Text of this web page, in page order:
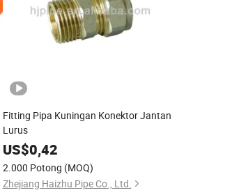
Fitting Pipa Kuningan Konektor Jantan
Lurus
US$0,42
2.000 Potong (MOQ)
Zhejiang Haizhu Pipe Co., Ltd.